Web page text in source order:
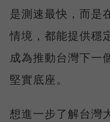
是測速最快，而是
情境，都能提供穩
成為推動台灣下一
堅實底座。
想進一步了解台灣